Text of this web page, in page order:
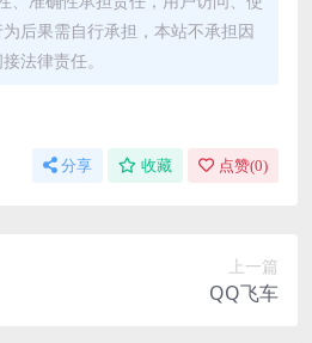
后果需自行承担，本站不承担因
法律责任。
分享 收藏 点赞(0)
上一篇
QQ飞车